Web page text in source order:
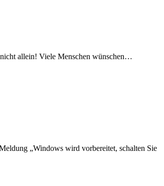
allein! Viele Menschen wünschen…
„Windows wird vorbereitet, schalten Sie